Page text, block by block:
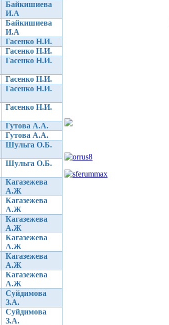
Байкишиева
И.А
Байкишиева
И.А
Гасенко Н.И.
Гасенко Н.И.
Гасенко Н.И.
Гасенко Н.И.
Гасенко Н.И.
Гасенко Н.И.
Гутова А.А.
Гутова А.А.
Шульга О.Б.
Шульга О.Б.
Кагазежева
А.Ж
Кагазежева
А.Ж
Кагазежева
А.Ж
Кагазежева
А.Ж
Кагазежева
А.Ж
Кагазежева
А.Ж
Суйдимова
З.А.
Суйдимова
З.А.